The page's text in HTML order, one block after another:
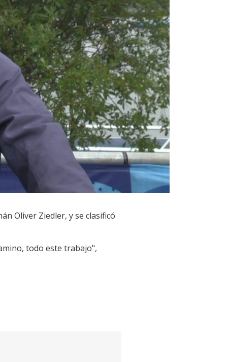
Oliver Ziedler, y se clasificó
todo este trabajo",